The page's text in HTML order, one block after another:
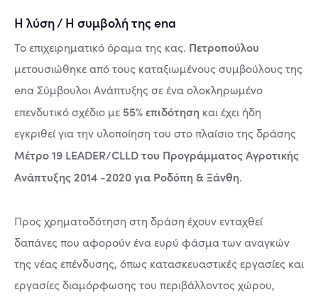
Η λύση / Η συμβολή της ena
Το επιχειρηματικό όραμα της κας. Πετροπούλου
μετουσιώθηκε από τους καταξιωμένους συμβούλους της
ena Σύμβουλοι Ανάπτυξης σε ένα ολοκληρωμένο
επενδυτικό σχέδιο με 55% επιδότηση και έχει ήδη
εγκριθεί για την υλοποίηση του στο πλαίσιο της δράσης
Μέτρο 19 LEADER/CLLD του Προγράμματος Αγροτικής
Ανάπτυξης 2014 -2020 για Ροδόπη & Ξάνθη.
Προς χρηματοδότηση στη δράση έχουν ενταχθεί
δαπάνες που αφορούν ένα ευρύ φάσμα των αναγκών
της νέας επένδυσης, όπως κατασκευαστικές εργασίες και
εργασίες διαμόρφωσης του περιβάλλοντος χώρου,